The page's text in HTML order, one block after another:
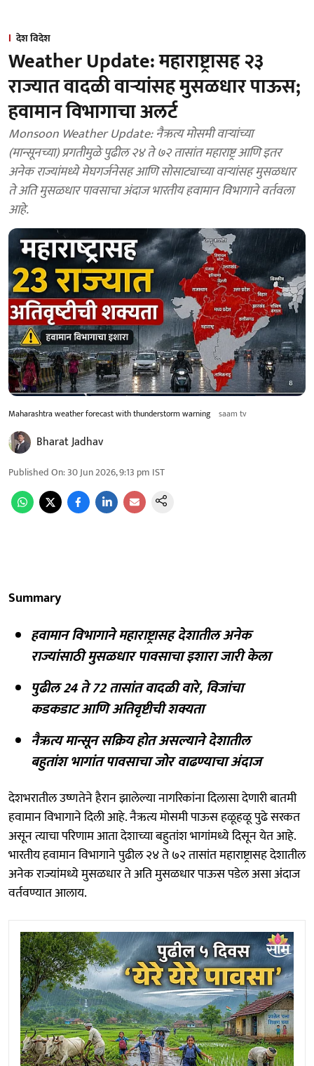
देश विदेश
Weather Update: महाराष्ट्रासह २३
राज्यात वादळी वाऱ्यांसह मुसळधार पाऊस;
हवामान विभागाचा अलर्ट
Monsoon Weather Update: नैऋत्य मोसमी वाऱ्यांच्या
(मान्सूनच्या) प्रगतीमुळे पुढील २४ ते ७२ तासांत महाराष्ट्र आणि इतर
अनेक राज्यांमध्ये मेघगर्जनेसह आणि सोसाट्याच्या वाऱ्यांसह मुसळधार
ते अति मुसळधार पावसाचा अंदाज भारतीय हवामान विभागाने वर्तवला
आहे.
Maharashtra weather forecast with thunderstorm warning saam tv
Bharat Jadhav
Published On:30 Jun 2026, 9:13 pm IST
Summary
हवामान विभागाने महाराष्ट्रासह देशातील अनेक
राज्यांसाठी मुसळधार पावसाचा इशारा जारी केला
पुढील 24 ते 72 तासांत वादळी वारे, विजांचा
कडकडाट आणि अतिवृष्टीची शक्यता
नैऋत्य मान्सून सक्रिय होत असल्याने देशातील
बहुतांश भागांत पावसाचा जोर वाढण्याचा अंदाज
देशभरातील उष्णतेने हैरान झालेल्या नागरिकांना दिलासा देणारी बातमी
हवामान विभागाने दिली आहे. नैऋत्य मोसमी पाऊस हळूहळू पुढे सरकत
असून त्याचा परिणाम आता देशाच्या बहुतांश भागांमध्ये दिसून येत आहे.
भारतीय हवामान विभागाने पुढील २४ ते ७२ तासांत महाराष्ट्रासह देशातील
अनेक राज्यांमध्ये मुसळधार ते अति मुसळधार पाऊस पडेल असा अंदाज
वर्तवण्यात आलाय.